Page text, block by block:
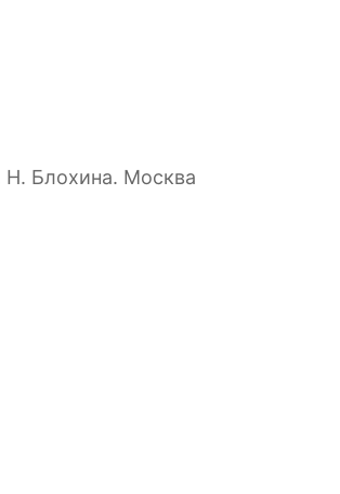
Н. Блохина. Москва